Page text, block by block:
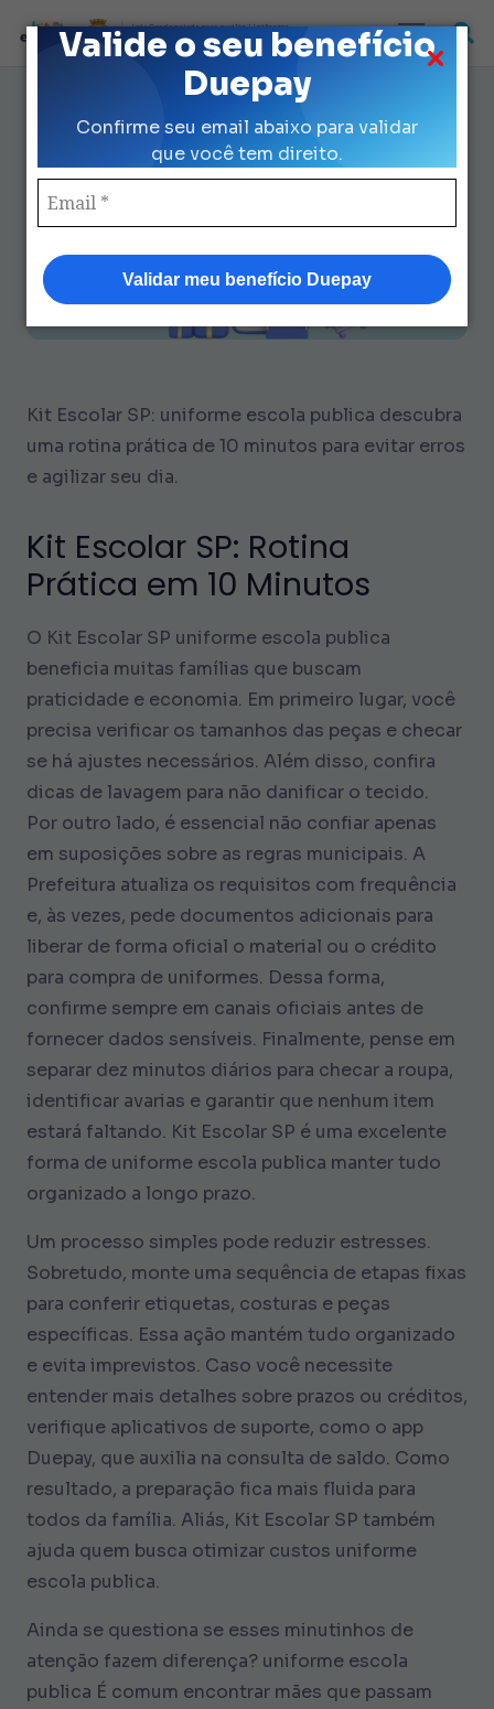
Valide o seu benefício
Duepay
Confirme seu email abaixo para validar
que você tem direito.
Validar meu benefício Duepay
Loja Credenciada para auxilio Uniforme
e Kit Escolar da Prefeitura de São Paulo
Como Garantir Uniforme Escola
Pública sem Erros em 10 Minutos
Kit Escolar SP: uniforme escola publica descubra
uma rotina prática de 10 minutos para evitar erros
e agilizar seu dia.
Kit Escolar SP: Rotina
Prática em 10 Minutos
O Kit Escolar SP uniforme escola publica
beneficia muitas famílias que buscam
praticidade e economia. Em primeiro lugar, você
precisa verificar os tamanhos das peças e checar
se há ajustes necessários. Além disso, confira
dicas de lavagem para não danificar o tecido.
Por outro lado, é essencial não confiar apenas
em suposições sobre as regras municipais. A
Prefeitura atualiza os requisitos com frequência
e, às vezes, pede documentos adicionais para
liberar de forma oficial o material ou o crédito
para compra de uniformes. Dessa forma,
confirme sempre em canais oficiais antes de
fornecer dados sensíveis. Finalmente, pense em
separar dez minutos diários para checar a roupa,
identificar avarias e garantir que nenhum item
estará faltando. Kit Escolar SP é uma excelente
forma de uniforme escola publica manter tudo
organizado a longo prazo.
Um processo simples pode reduzir estresses.
Sobretudo, monte uma sequência de etapas fixas
para conferir etiquetas, costuras e peças
específicas. Essa ação mantém tudo organizado
e evita imprevistos. Caso você necessite
entender mais detalhes sobre prazos ou créditos,
verifique aplicativos de suporte, como o app
Duepay, que auxilia na consulta de saldo. Como
resultado, a preparação fica mais fluida para
todos da família. Aliás, Kit Escolar SP também
ajuda quem busca otimizar custos uniforme
escola publica.
Ainda se questiona se esses minutinhos de
atenção fazem diferença? uniforme escola
publica É comum encontrar mães que passam